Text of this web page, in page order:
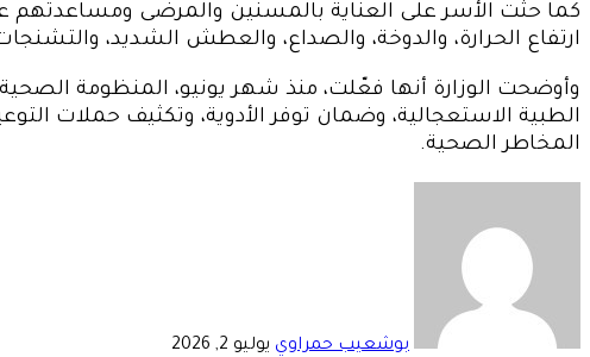
كما حثت الأسر على العناية بالمسنين والمرضى ومساعدتهم
ارتفاع الحرارة، والدوخة، والصداع، والعطش الشديد،
وأوضحت الوزارة أنها فعّلت، منذ شهر يونيو، المنظومة
الطبية الاستعجالية، وضمان توفر الأدوية، وتكثيف حملات
المخاطر الصحية.
بوشعيب حمراوي يوليو 2, 2026